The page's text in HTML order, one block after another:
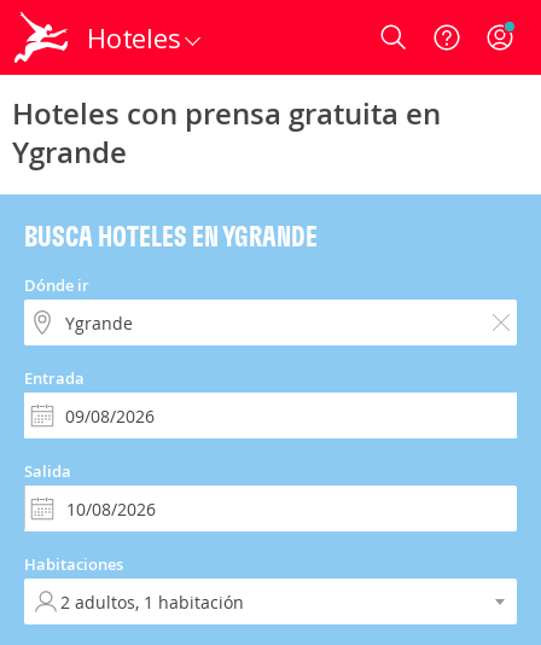
Hoteles Login
Hoteles con prensa gratuita en
Ygrande
BUSCA HOTELES EN YGRANDE
Dónde ir
Entrada
Salida
Habitaciones